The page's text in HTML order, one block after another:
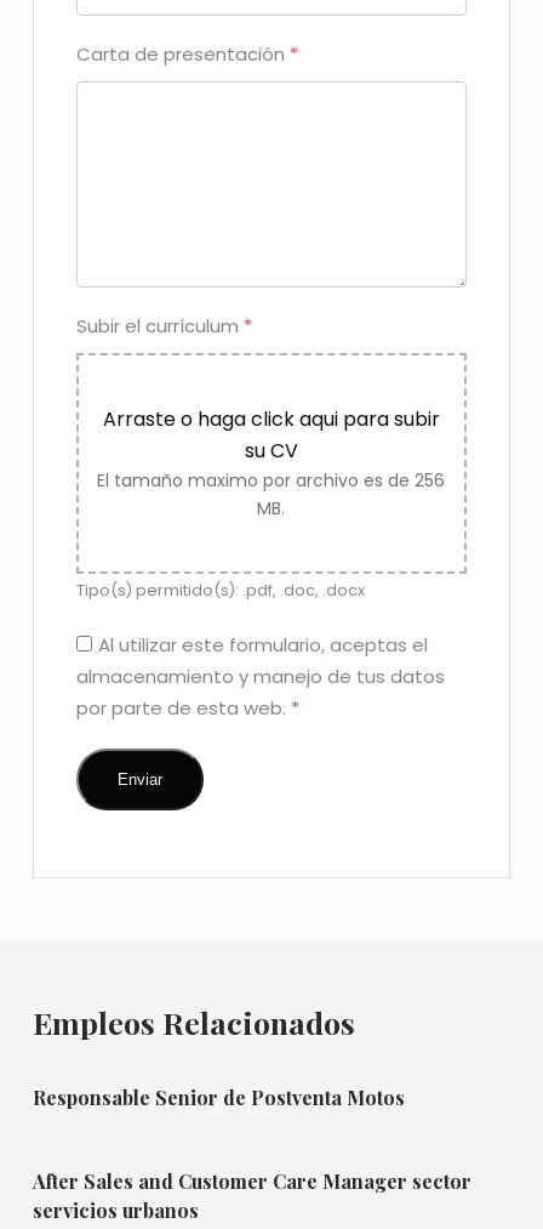
Carta de presentación *
Subir el currículum *
Arraste o haga click aqui para subir
su CV
El tamaño maximo por archivo es de 256
MB.
Tipo(s) permitido(s): .pdf, .doc, .docx
Al utilizar este formulario, aceptas el
almacenamiento y manejo de tus datos
por parte de esta web. *
Empleos Relacionados
Responsable Senior de Postventa Motos
After Sales and Customer Care Manager sector
servicios urbanos